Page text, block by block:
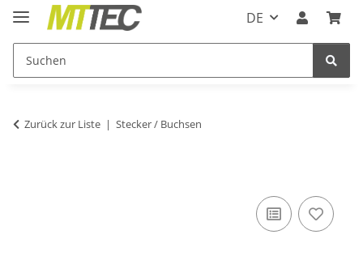
DE
Zurück zur Liste Stecker / Buchsen